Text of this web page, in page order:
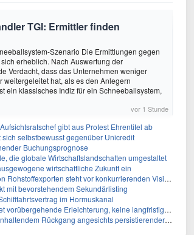
TGI: Ermittler finden
Szenario Die Ermittlungen gegen
erheblich. Nach Auswertung der
Verdacht, dass das Unternehmen weniger
weitergeleitet hat, als es den Anlegern
ein klassisches Indiz für ein Schneeballsystem,
vor 1 Stunde
gibt aus Protest Ehrentitel ab
selbstbewusst gegenüber Unicredit
Buchungsprognose
die globale Wirtschaftslandschaften umgestaltet
wirtschaftliche Zukunft ein
steht vor konkurrierenden Visionen
mit bevorstehendem Sekundärlisting
im Hormuskanal
Erleichterung, keine langfristige Lösung
angesichts persistierender Inflationssorgen gegenüber